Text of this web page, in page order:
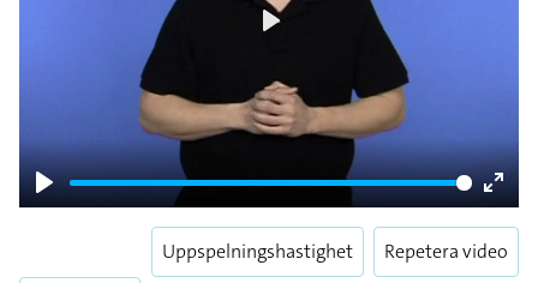
Play
Enter
Uppspelningshastighet Repetera video